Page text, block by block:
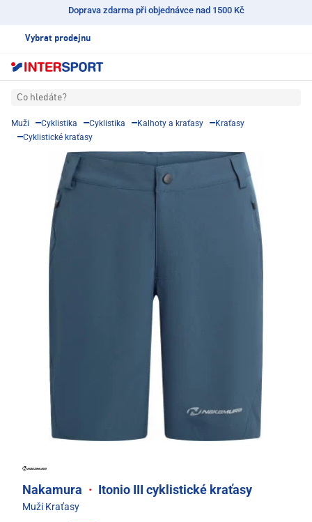
Doprava zdarma při objednávce nad 1500 Kč
Vybrat prodejnu
Co hledáte?
Muži Cyklistika Cyklistika Kalhoty a kraťasy
Kraťasy
Cyklistické kraťasy
Nakamura · Itonio III cyklistické kraťasy
Muži Kraťasy